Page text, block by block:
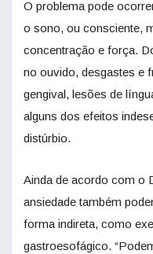
O problema pode
o sono, ou consciente,
concentração e força.
no ouvido, desgastes e
gengival, lesões de
alguns dos efeitos
distúrbio.
Ainda de acordo com o
ansiedade também
forma indireta, como
gastroesofágico.